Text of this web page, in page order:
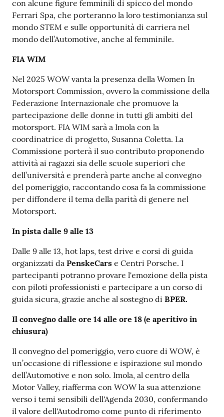
con alcune figure femminili di spicco del mondo
Ferrari Spa, che porteranno la loro testimonianza sul
mondo STEM e sulle opportunità di carriera nel
mondo dell’Automotive, anche al femminile.
FIA WIM
Nel 2025 WOW vanta la presenza della Women In
Motorsport Commission, ovvero la commissione della
Federazione Internazionale che promuove la
partecipazione delle donne in tutti gli ambiti del
motorsport. FIA WIM sarà a Imola con la
coordinatrice di progetto, Susanna Coletta. La
Commissione porterà il suo contributo proponendo
attività ai ragazzi sia delle scuole superiori che
dell’università e prenderà parte anche al convegno
del pomeriggio, raccontando cosa fa la commissione
per diffondere il tema della parità di genere nel
Motorsport.
In pista dalle 9 alle 13
Dalle 9 alle 13, hot laps, test drive e corsi di guida
organizzati da PenskeCars e Centri Porsche. I
partecipanti potranno provare l'emozione della pista
con piloti professionisti e partecipare a un corso di
guida sicura, grazie anche al sostegno di BPER.
Il convegno dalle ore 14 alle ore 18 (e aperitivo in
chiusura)
Il convegno del pomeriggio, vero cuore di WOW, è
un’occasione di riflessione e ispirazione sul mondo
dell’Automotive e non solo. Imola, al centro della
Motor Valley, riafferma con WOW la sua attenzione
verso i temi sensibili dell'Agenda 2030, confermando
il valore dell'Autodromo come punto di riferimento